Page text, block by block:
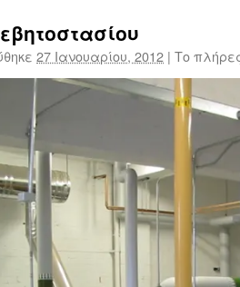
27 Ιανουαρίου, 2012 | Το